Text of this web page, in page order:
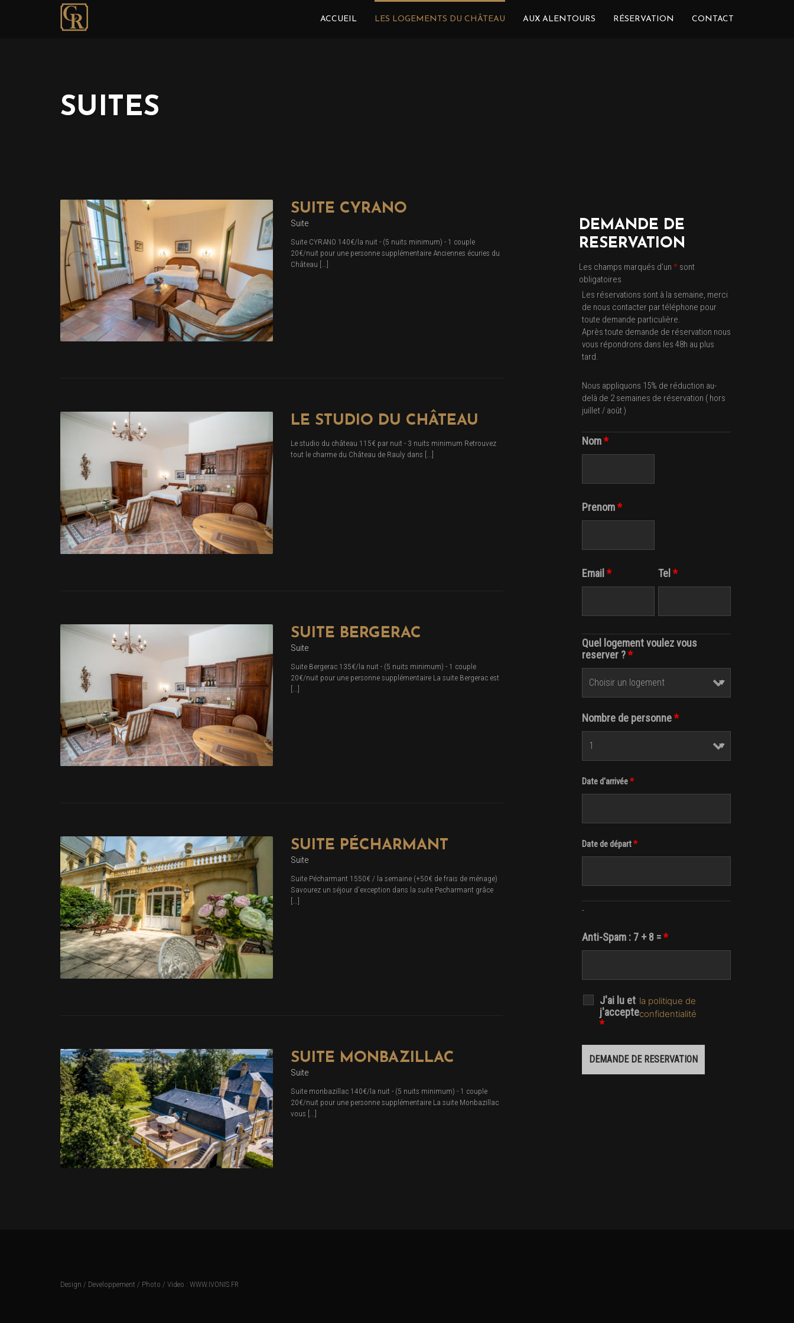
ACCUEIL LES LOGEMENTS DU CHÂTEAU AUX ALENTOURS RÉSERVATION CONTACT
SUITES
SUITE CYRANO
Suite
Suite CYRANO 140€/la nuit - (5 nuits minimum) - 1 couple
20€/nuit pour une personne supplémentaire Anciennes écuries du
Château [...]
LE STUDIO DU CHÂTEAU
Le studio du château 115€ par nuit - 3 nuits minimum Retrouvez
tout le charme du Château de Rauly dans [...]
SUITE BERGERAC
Suite
Suite Bergerac 135€/la nuit - (5 nuits minimum) - 1 couple
20€/nuit pour une personne supplémentaire La suite Bergerac est
[...]
SUITE PÉCHARMANT
Suite
Suite Pécharmant 1550€ / la semaine (+50€ de frais de ménage)
Savourez un séjour d’exception dans la suite Pecharmant grâce
[...]
SUITE MONBAZILLAC
Suite
Suite monbazillac 140€/la nuit - (5 nuits minimum) - 1 couple
20€/nuit pour une personne supplémentaire La suite Monbazillac
vous [...]
DEMANDE DE
RESERVATION
Les champs marqués d’un *sont
obligatoires
Les réservations sont à la semaine, merci
de nous contacter par téléphone pour
toute demande particulière.
Après toute demande de réservation nous
vous répondrons dans les 48h au plus
tard.
Nous appliquons 15% de réduction au-
delà de 2 semaines de réservation ( hors
juillet / août )
Nom*
Prenom*
Email * Tel *
Quel logement voulez vous
reserver ?*
Nombre de personne*
Date d'arrivée*
Date de départ*
-
Anti-Spam : 7 + 8 =*
J'ai lu et
j'accepte
*
la politique de
confidentialité
Design / Developpement / Photo / Video : WWW.IVONIS.FR